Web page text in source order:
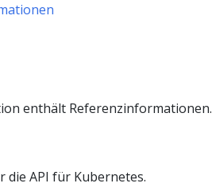
enthält Referenzinformationen.
die API für Kubernetes.